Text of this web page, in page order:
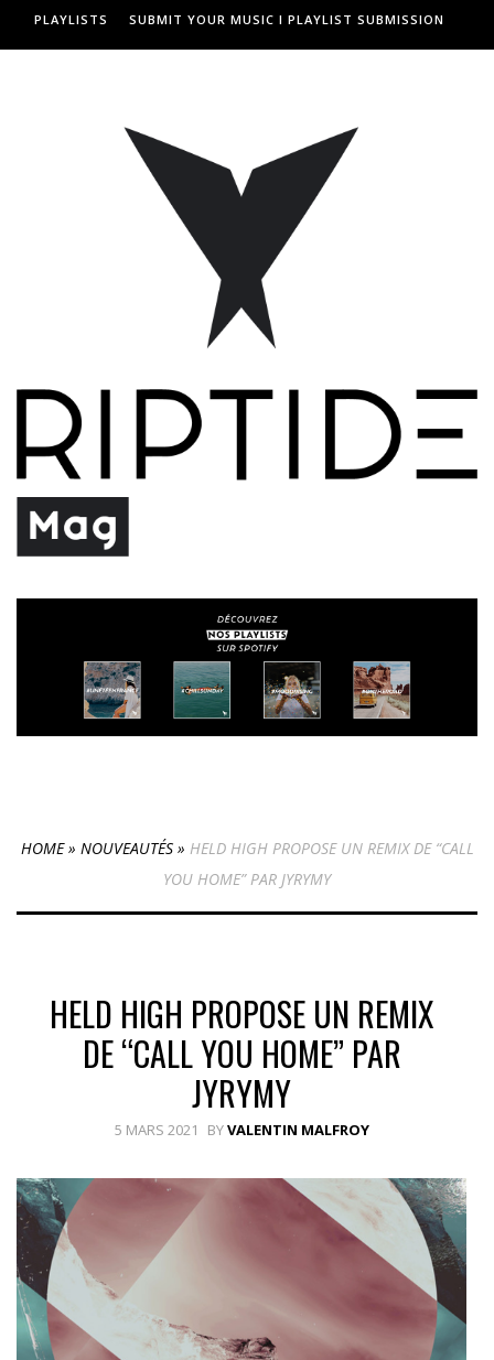
PLAYLISTS SUBMIT YOUR MUSIC I PLAYLIST SUBMISSION
HOME» NOUVEAUTÉS» HELD HIGH PROPOSE UN REMIX DE “CALL
YOU HOME” PAR JYRYMY
HELD HIGH PROPOSE UN REMIX
DE “CALL YOU HOME” PAR
JYRYMY
5 MARS 2021 BYVALENTIN MALFROY